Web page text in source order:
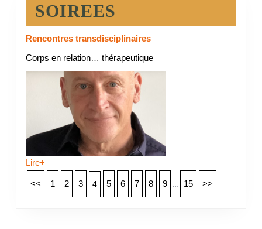
SOIREES
Rencontres transdisciplinaires
Corps en relation… thérapeutique
Lire+
<< 1 2 3 4 5 6 7 8 9 ... 15 >>